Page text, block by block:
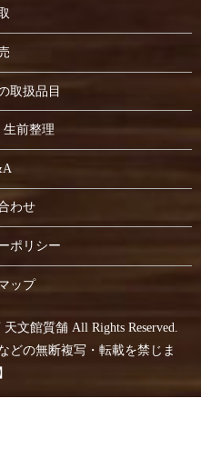
取扱品目
生前整理
わせ
ポリシー
ップ
文館質舗 All Rights Reserved.
どの無断複写・転載を禁じま